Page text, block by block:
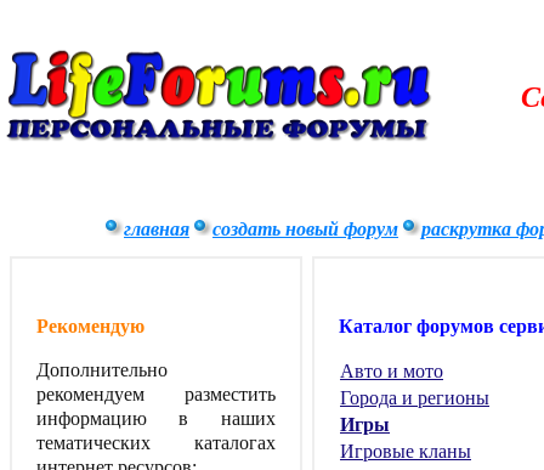
главная создать новый форум раскрутка
Рекомендую
Дополнительно
рекомендуем разместить
информацию в наших
тематических каталогах
Каталог форумов
Авто и мото
Города и регионы
Игры
Игровые кланы